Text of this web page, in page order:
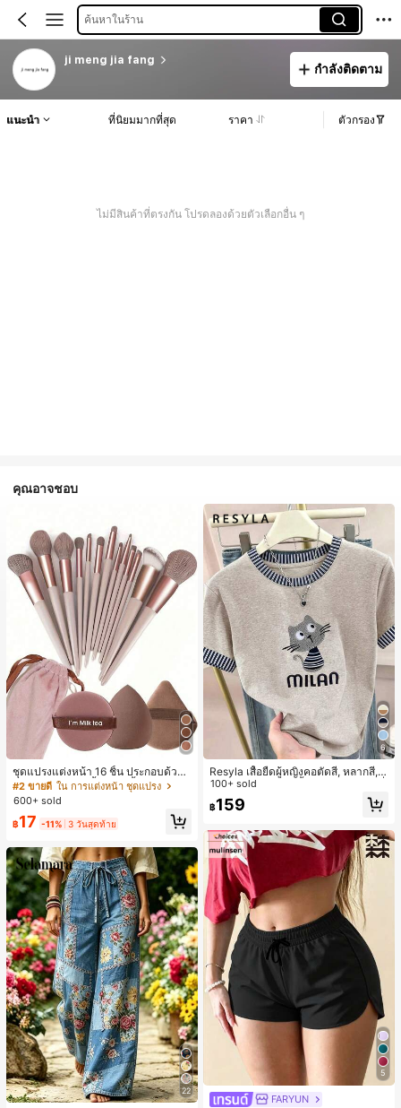
ค้นหาในร้าน
ji meng jia fang
กำลังติดตาม
แนะนำ ที่นิยมมากที่สุด ราคา ตัวกรอง
ไม่มีสินค้าที่ตรงกัน โปรดลองด้วยตัวเลือกอื่น ๆ
คุณอาจชอบ
ชุดแปรงแต่งหน้า 16 ชิ้น ประกอบด้วยแ
ปรงแต่งหน้า 13 ชิ้น, ฟองน้ำแต่งหน้ารู
ปหยดน้ำ 1 ชิ้น, แปรงแป้งรองพื้นกลม 1
1 ชิ้น - ชุดคลาสสิก ทำจากขนสังเคราะ
หญิงและเด็กผู้หญิง เหมาะสำหรับฤดูใบ
ไม้ร่วงและฤดูหนาว
#2 ขายดี ใน การแต่งหน้า ชุดแปรง
600+ sold
฿17 -11% 3 วันสุดท้าย
22
6
Resyla เสื้อยืดผู้หญิงคอตัดสี, หลากสี, ล
ายพิมพ์แมวน่ารัก, เสื้อสำหรับออกไปเที่
ยวฤดูร้อน, ดีไซน์กราฟิก, ความรู้สึกพรีเ
มียม, ลำลองอเนกประสงค์, สวมใส่ประ
เสื้อผ้ากลางแจ้ง
100+ sold
฿159
5
FARYUN